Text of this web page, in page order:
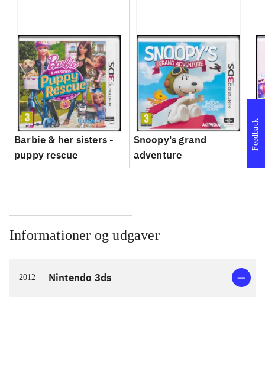
Barbie & her sisters -
puppy rescue
Snoopy's grand
adventure
Informationer og udgaver
2012 Nintendo 3ds
Feedback